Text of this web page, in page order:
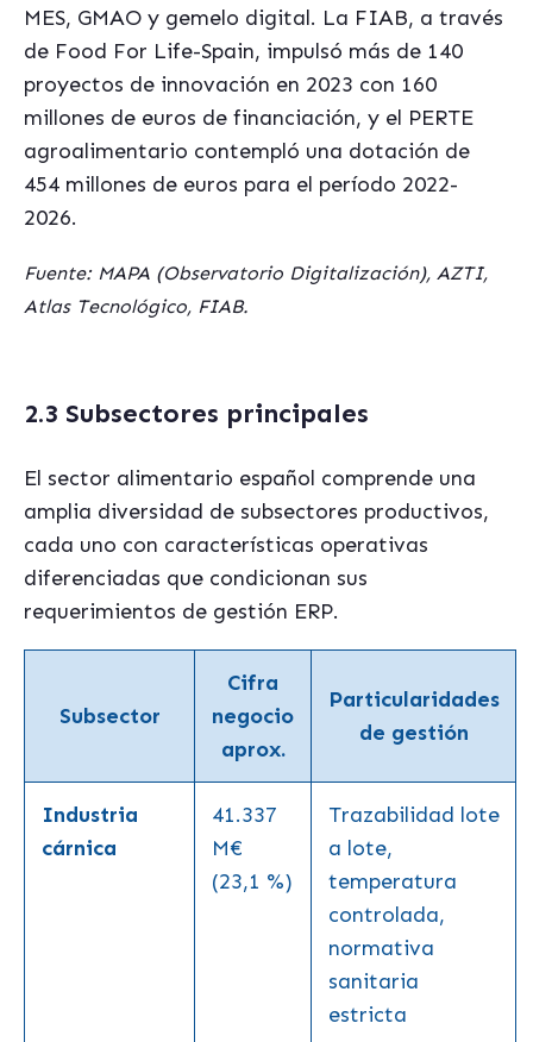
MES, GMAO y gemelo digital. La FIAB, a través
de Food For Life-Spain, impulsó más de 140
proyectos de innovación en 2023 con 160
millones de euros de financiación, y el PERTE
agroalimentario contempló una dotación de
454 millones de euros para el período 2022-
2026.
Fuente: MAPA (Observatorio Digitalización), AZTI,
Atlas Tecnológico, FIAB.
2.3 Subsectores principales
El sector alimentario español comprende una
amplia diversidad de subsectores productivos,
cada uno con características operativas
diferenciadas que condicionan sus
requerimientos de gestión ERP.
Subsector
Cifra
negocio
aprox.
Particularidades
de gestión
Industria
cárnica
41.337
M€
(23,1 %)
Trazabilidad lote
a lote,
temperatura
controlada,
normativa
sanitaria
estricta